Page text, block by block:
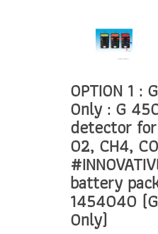
OPTION 1 :
Only : G
detector
02, CH4,
battery
1454040
Only)